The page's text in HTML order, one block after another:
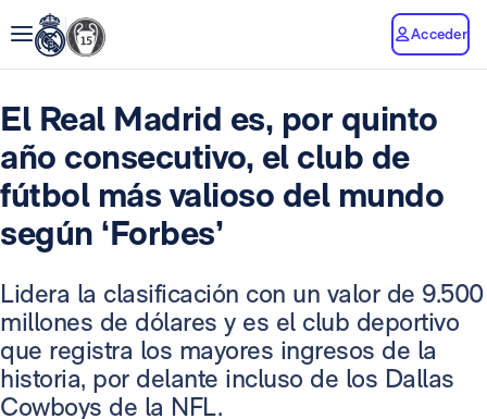
Acceder
El Real Madrid es, por quinto
año consecutivo, el club de
fútbol más valioso del mundo
según ‘Forbes’
Lidera la clasificación con un valor de 9.500
millones de dólares y es el club deportivo
que registra los mayores ingresos de la
historia, por delante incluso de los Dallas
Cowboys de la NFL.